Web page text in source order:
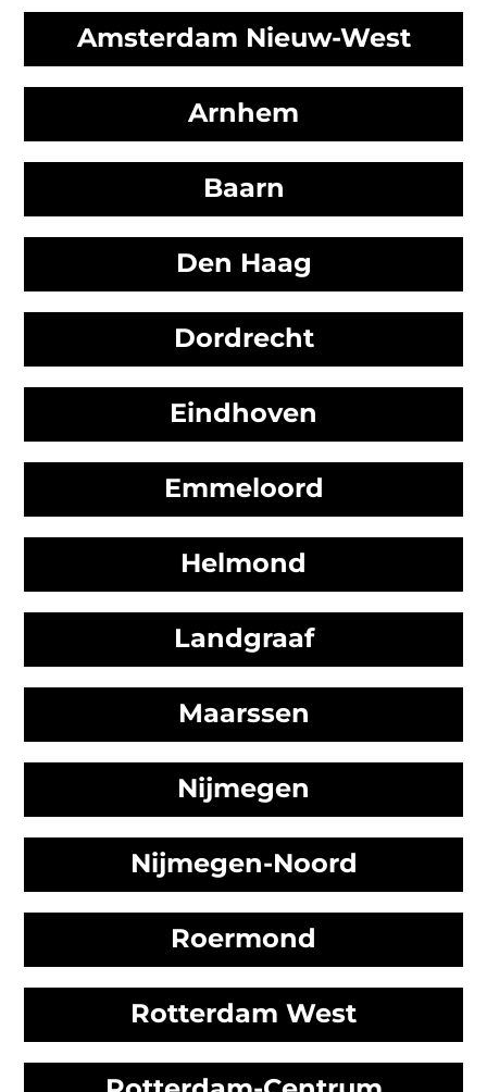
Amsterdam Nieuw-West
Arnhem
Baarn
Den Haag
Dordrecht
Eindhoven
Emmeloord
Helmond
Landgraaf
Maarssen
Nijmegen
Nijmegen-Noord
Roermond
Rotterdam West